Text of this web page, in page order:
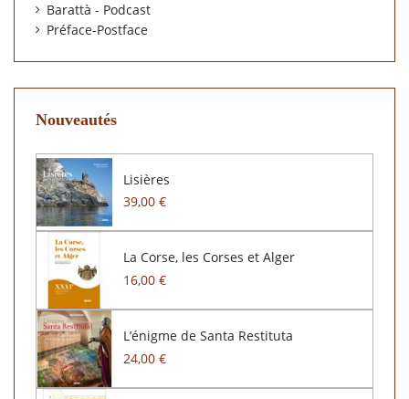
Barattà - Podcast
Préface-Postface
Nouveautés
Lisières
39,00 €
La Corse, les Corses et Alger
16,00 €
L’énigme de Santa Restituta
24,00 €